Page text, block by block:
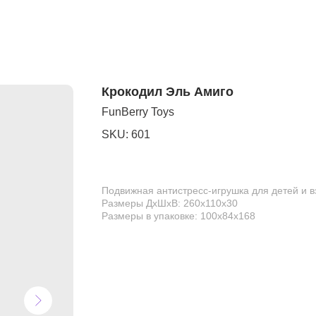
Крокодил Эль Амиго
FunBerry Toys
SKU: 601
Подвижная антистресс-игрушка для детей и
Размеры ДхШхВ: 260х110х30
Размеры в упаковке: 100х84х168